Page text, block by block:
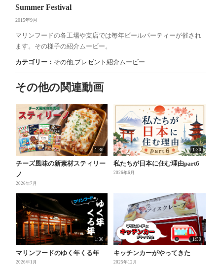
Summer Festival
2015年9月
マリンフードの各工場や支店では毎年ビールパーティーが催され
ます。その様子の紹介ムービー。
カテゴリー： その他 プレゼント紹介ムービー
その他の関連動画
1:30
チーズ風味の新素材スティリー
ノ
2026年7月
1:30
私たちが日本に住む理由part6
2026年6月
1:30
マリンフードのゆく年くる年
2026年1月
1:30
キッチンカーがやってきた
2025年12月